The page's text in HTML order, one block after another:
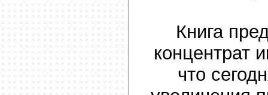
Книга
концентрат
что